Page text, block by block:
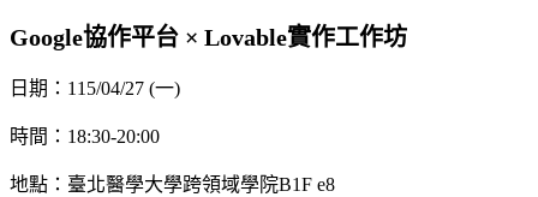
Google協作平台 × Lovable實作工作坊
日期：115/04/27 (一)
時間：18:30-20:00
地點：臺北醫學大學跨領域學院B1F e8